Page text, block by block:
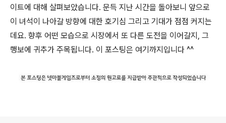
이트에 대해 살펴보았습니다. 문득 지난 시간을 돌아보니 앞으로
이 녀석이 나아갈 방향에 대한 호기심 그리고 기대가 점점 커지는
데요. 향후 어떤 모습으로 시장에서 또 다른 도전을 이어갈지, 그
행보에 귀추가 주목됩니다. 이 포스팅은 여기까지입니다 ^^